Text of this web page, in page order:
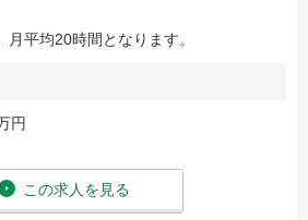
月平均20時間となります。
円
この求人を見る